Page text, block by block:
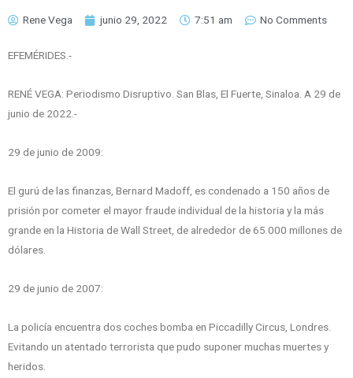
Rene Vega junio 29, 2022 7:51 am No Comments
EFEMÉRIDES.-
RENÉ VEGA: Periodismo Disruptivo. San Blas, El Fuerte, Sinaloa. A 29 de
junio de 2022.-
29 de junio de 2009:
El gurú de las finanzas, Bernard Madoff, es condenado a 150 años de
prisión por cometer el mayor fraude individual de la historia y la más
grande en la Historia de Wall Street, de alrededor de 65.000 millones de
dólares.
29 de junio de 2007:
La policía encuentra dos coches bomba en Piccadilly Circus, Londres.
Evitando un atentado terrorista que pudo suponer muchas muertes y
heridos.